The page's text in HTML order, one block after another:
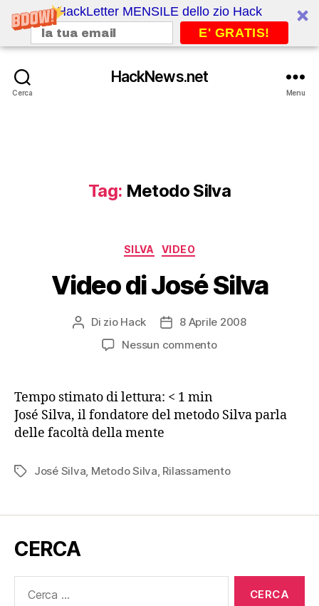
HackLetter MENSILE dello zio Hack
E' GRATIS!
Cerca
HackNews.net
Menu
Tag: Metodo Silva
Categorie
SILVA VIDEO
Video di José Silva
Autore
articolo
Di zio Hack
Data8 Aprile 2008
Nessun commentosu
Silva
Tempo stimato di lettura: < 1 min
José Silva, il fondatore del metodo Silva parla
delle facoltà della mente
Tag José Silva Metodo Silva Rilassamento
CERCA